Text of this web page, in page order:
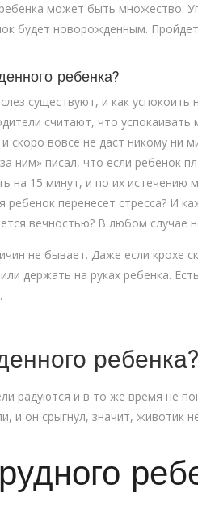
может быть множество.
будет новорожденным.
ребенка?
существуют, и как
считают, что успокаивать
вовсе не даст никому ни
ним» писал, что если ребенок
на 15 минут, и по их
ребенок перенесет стресса? И
вечностью? В любом случае
не бывает. Даже если крохе
держать на руках ребенка.
ребенка?
радуются и в то же время не
и он срыгнул, значит, животик